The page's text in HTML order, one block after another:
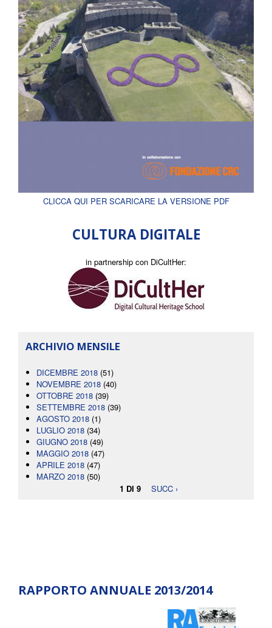
CLICCA QUI PER SCARICARE LA VERSIONE PDF
CULTURA DIGITALE
in partnership con DiCultHer:
ARCHIVIO MENSILE
DICEMBRE 2018 (51)
NOVEMBRE 2018 (40)
OTTOBRE 2018 (39)
SETTEMBRE 2018 (39)
AGOSTO 2018 (1)
LUGLIO 2018 (34)
GIUGNO 2018 (49)
MAGGIO 2018 (47)
APRILE 2018 (47)
MARZO 2018 (50)
1 DI 9
SUCC ›
RAPPORTO ANNUALE 2013/2014